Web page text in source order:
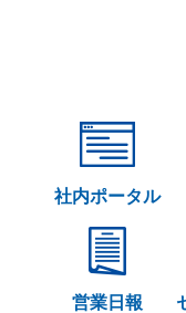
社内ポータル
営業日報